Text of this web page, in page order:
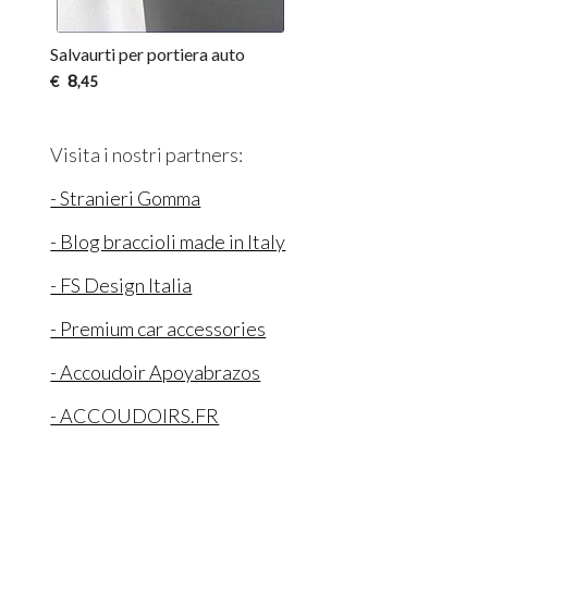
Salvaurti per portiera auto
€ 8,45
Visita i nostri partners:
- Stranieri Gomma
- Blog braccioli made in Italy
- FS Design Italia
- Premium car accessories
- Accoudoir Apoyabrazos
- ACCOUDOIRS.FR